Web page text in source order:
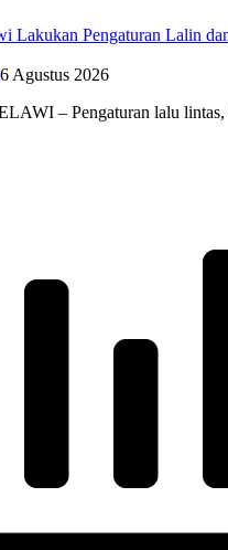
Lakukan Pengaturan Lalin
6 Agustus 2026
– Pengaturan lalu lintas,